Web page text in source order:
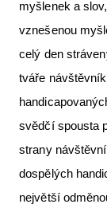
myšlenek a
vznešenou
celý den
tváře
svědčí spousta
strany
dospělých
největší